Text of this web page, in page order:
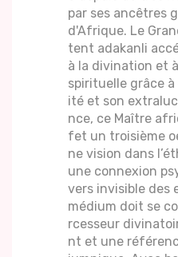
par ses ancêtres
d'Afrique. Le
tent adakanli
à la divination et
spirituelle grâce à
ité et son
nce, ce Maître
fet un troisième
ne vision dans
une connexion
vers invisible des
médium doit se
rcesseur
nt et une